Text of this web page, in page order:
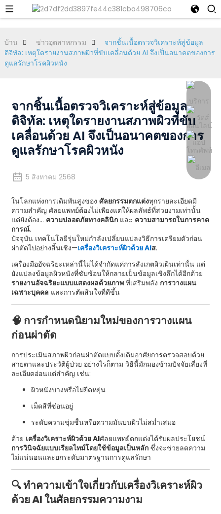
บ้าน ข่าวอุตสาหกรรม
จากชิ้นเนื้อตรวจวิเคราะห์สู่ข้อมูล
ดิจิทัล: เหตุใดรายงานสภาพผิวที่ขับเคลื่อนด้วย AI จึงเป็นอนาคตของการ
ดูแลรักษาโรคผิวหนัง
จากชิ้นเนื้อตรวจวิเคราะห์สู่ข้อมูล
ดิจิทัล: เหตุใดรายงานสภาพผิวที่ขับ
เคลื่อนด้วย AI จึงเป็นอนาคตของการ
ดูแลรักษาโรคผิวหนัง
5 สิงหาคม 2568
ในโลกแห่งการเดิมพันสูงของ ศัลยกรรมตกแต่งทุกรายละเอียดมี
ความสำคัญ ศัลยแพทย์ต้องไม่เพียงแต่ให้ผลลัพธ์ที่สวยงามเท่านั้น
แต่ยังต้อง... ความปลอดภัยทางคลินิกและ ความสามารถในการคาด
การณ์.
ปัจจุบัน เทคโนโลยีรุ่นใหม่กำลังเปลี่ยนแปลงวิธีการเตรียมตัวก่อน
ผ่าตัดไปอย่างสิ้นเชิง—เครื่องวิเคราะห์ผิวด้วย AIส.
เครื่องมืออัจฉริยะเหล่านี้ไม่ได้จำกัดแค่การสังเกตผิวเผินเท่านั้น แต่
ยังแปลงข้อมูลผิวหนังที่ซับซ้อนให้กลายเป็นข้อมูลเชิงลึกได้อีกด้วย
รายงานอัจฉริยะแบบแสดงผลด้วยภาพที่เสริมพลัง การวางแผน
เฉพาะบุคคล และการตัดสินใจที่ดีขึ้น
🧠 การกำหนดนิยามใหม่ของการวางแผน
ก่อนผ่าตัด
การประเมินสภาพผิวก่อนผ่าตัดแบบดั้งเดิมอาศัยการตรวจสอบด้วย
สายตาและประวัติผู้ป่วย อย่างไรก็ตาม วิธีนี้มักมองข้ามปัจจัยเสี่ยงที่
ละเอียดอ่อนแต่สำคัญ เช่น:
ผิวหนังบางหรือไม่ยืดหยุ่น
เม็ดสีที่ซ่อนอยู่
ระดับความชุ่มชื้นหรือความมันบนผิวไม่สม่ำเสมอ
ด้วย เครื่องวิเคราะห์ผิวด้วย AIศัลยแพทย์ตกแต่งได้รับผลประโยชน์
การวินิจฉัยแบบเรียลไทม์โดยใช้ข้อมูลเป็นหลักซึ่งจะช่วยลดความ
ไม่แน่นอนและยกระดับมาตรฐานการดูแลรักษา
🔍 ทำความเข้าใจเกี่ยวกับเครื่องวิเคราะห์ผิว
ด้วย AI ในศัลยกรรมความงาม